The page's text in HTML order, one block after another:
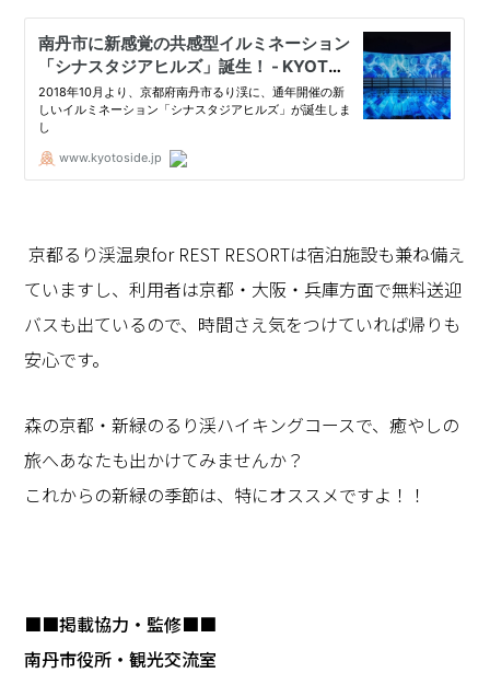
京都るり渓温泉for REST RESORTは宿泊施設も兼ね備え
ていますし、利用者は京都・大阪・兵庫方面で無料送迎
バスも出ているので、時間さえ気をつけていれば帰りも
安心です。
森の京都・新緑のるり渓ハイキングコースで、癒やしの
旅へあなたも出かけてみませんか？
これからの新緑の季節は、特にオススメですよ！！
■■掲載協力・監修■■
南丹市役所・観光交流室